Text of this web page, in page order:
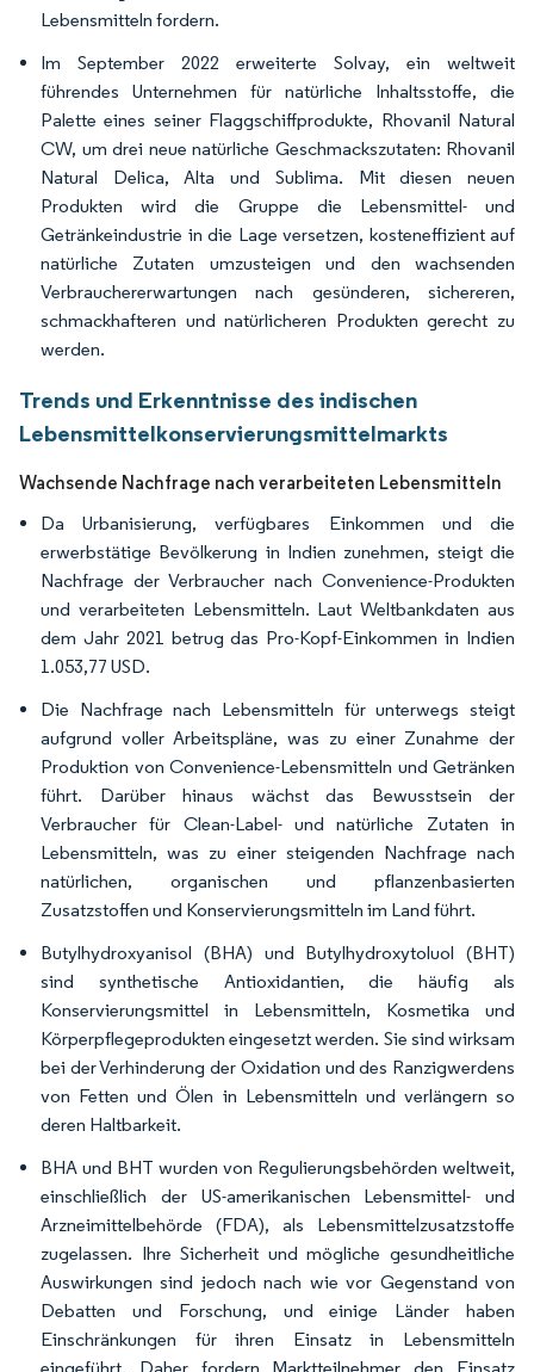
Lebensmitteln fordern.
Im September 2022 erweiterte Solvay, ein weltweit
führendes Unternehmen für natürliche Inhaltsstoffe, die
Palette eines seiner Flaggschiffprodukte, Rhovanil Natural
CW, um drei neue natürliche Geschmackszutaten: Rhovanil
Natural Delica, Alta und Sublima. Mit diesen neuen
Produkten wird die Gruppe die Lebensmittel- und
Getränkeindustrie in die Lage versetzen, kosteneffizient auf
natürliche Zutaten umzusteigen und den wachsenden
Verbrauchererwartungen nach gesünderen, sichereren,
schmackhafteren und natürlicheren Produkten gerecht zu
werden.
Trends und Erkenntnisse des indischen
Lebensmittelkonservierungsmittelmarkts
Wachsende Nachfrage nach verarbeiteten Lebensmitteln
Da Urbanisierung, verfügbares Einkommen und die
erwerbstätige Bevölkerung in Indien zunehmen, steigt die
Nachfrage der Verbraucher nach Convenience-Produkten
und verarbeiteten Lebensmitteln. Laut Weltbankdaten aus
dem Jahr 2021 betrug das Pro-Kopf-Einkommen in Indien
1.053,77 USD.
Die Nachfrage nach Lebensmitteln für unterwegs steigt
aufgrund voller Arbeitspläne, was zu einer Zunahme der
Produktion von Convenience-Lebensmitteln und Getränken
führt. Darüber hinaus wächst das Bewusstsein der
Verbraucher für Clean-Label- und natürliche Zutaten in
Lebensmitteln, was zu einer steigenden Nachfrage nach
natürlichen, organischen und pflanzenbasierten
Zusatzstoffen und Konservierungsmitteln im Land führt.
Butylhydroxyanisol (BHA) und Butylhydroxytoluol (BHT)
sind synthetische Antioxidantien, die häufig als
Konservierungsmittel in Lebensmitteln, Kosmetika und
Körperpflegeprodukten eingesetzt werden. Sie sind wirksam
bei der Verhinderung der Oxidation und des Ranzigwerdens
von Fetten und Ölen in Lebensmitteln und verlängern so
deren Haltbarkeit.
BHA und BHT wurden von Regulierungsbehörden weltweit,
einschließlich der US-amerikanischen Lebensmittel- und
Arzneimittelbehörde (FDA), als Lebensmittelzusatzstoffe
zugelassen. Ihre Sicherheit und mögliche gesundheitliche
Auswirkungen sind jedoch nach wie vor Gegenstand von
Debatten und Forschung, und einige Länder haben
Einschränkungen für ihren Einsatz in Lebensmitteln